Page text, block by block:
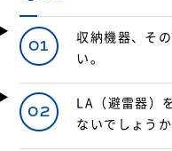
01
収納機器、そ
い。
02
LA（避雷器）
ないでしょうか